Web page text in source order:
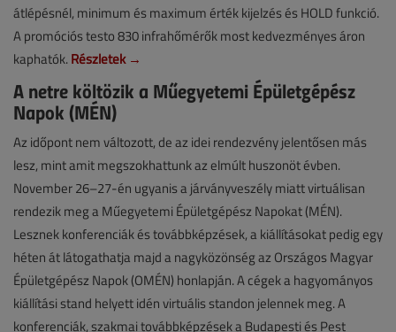
átlépésnél, minimum és maximum érték kijelzés és HOLD funkció.
A promóciós testo 830 infrahőmérők most kedvezményes áron
kaphatók.Részletek →
A netre költözik a Műegyetemi Épületgépész
Napok (MÉN)
Az időpont nem változott, de az idei rendezvény jelentősen más
lesz, mint amit megszokhattunk az elmúlt huszonöt évben.
November 26–27-én ugyanis a járványveszély miatt virtuálisan
rendezik meg a Műegyetemi Épületgépész Napokat (MÉN).
Lesznek konferenciák és továbbképzések, a kiállításokat pedig egy
héten át látogathatja majd a nagyközönség az Országos Magyar
Épületgépész Napok (OMÉN) honlapján. A cégek a hagyományos
kiállítási stand helyett idén virtuális standon jelennek meg. A
konferenciák, szakmai továbbképzések a Budapesti és Pest